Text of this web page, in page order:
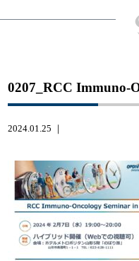
0207_RCC Immuno-
2024.01.25 ｜